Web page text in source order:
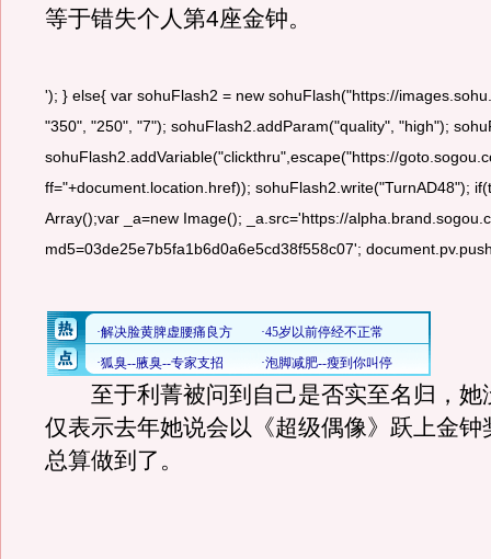
等于错失个人第4座金钟。
'); } else{ var sohuFlash2 = new sohuFlash("https://
"350", "250", "7"); sohuFlash2.addParam("quality", "high");
sohuFlash2.addVariable("clickthru",escape("https://
ff="+document.location.href)); sohuFlash2.write("TurnAD48");
Array();var _a=new Image(); _a.src='https://
md5=03de25e7b5fa1b6d0a6e5cd38f558c07';
至于利菁被问到自己是否实至名归，她
仅表示去年她说会以《超级偶像》跃上金钟
总算做到了。